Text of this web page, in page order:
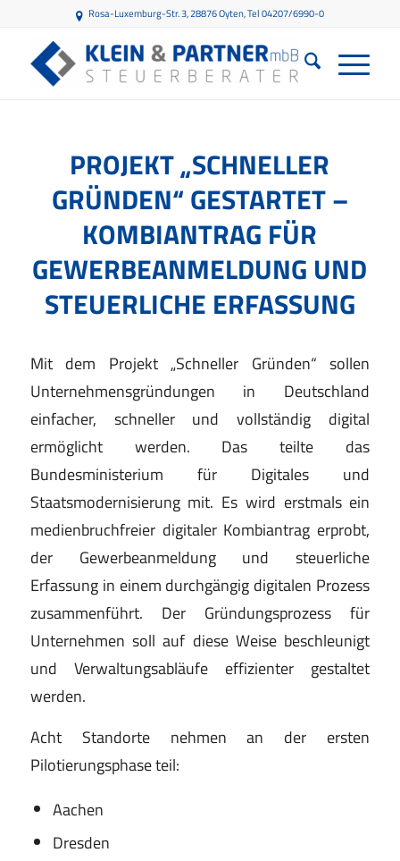
Rosa-Luxemburg-Str. 3, 28876 Oyten, Tel 04207/6990-0
PROJEKT „SCHNELLER
GRÜNDEN“ GESTARTET –
KOMBIANTRAG FÜR
GEWERBEANMELDUNG UND
STEUERLICHE ERFASSUNG
Mit dem Projekt „Schneller Gründen“ sollen
Unternehmensgründungen in Deutschland
einfacher, schneller und vollständig digital
ermöglicht werden. Das teilte das
Bundesministerium für Digitales und
Staatsmodernisierung mit. Es wird erstmals ein
medienbruchfreier digitaler Kombiantrag erprobt,
der Gewerbeanmeldung und steuerliche
Erfassung in einem durchgängig digitalen Prozess
zusammenführt. Der Gründungsprozess für
Unternehmen soll auf diese Weise beschleunigt
und Verwaltungsabläufe effizienter gestaltet
werden.
Acht Standorte nehmen an der ersten
Pilotierungsphase teil:
Aachen
Dresden